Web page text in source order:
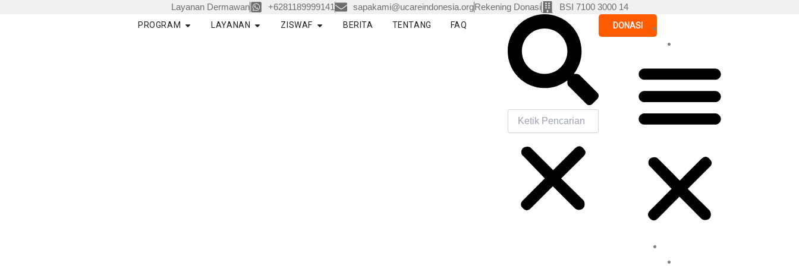
Layanan Dermawan +6281189999141 sapakami@ucareindonesia.orgRekening Donasi BSI 7100 3000 14
PROGRAM Open PROGRAM
LAYANAN Open LAYANAN
ZISWAF Open ZISWAF
BERITA TENTANG FAQ
Search
DONASI